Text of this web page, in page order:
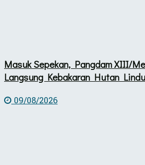
Masuk Sepekan, Pangdam XIII/
Langsung Kebakaran Hutan
09/08/2026